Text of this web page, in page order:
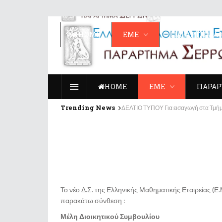
ΗΟΜΕ ΕΜΕ
ΗΟΜΕ ΕΜΕ ΠΑΡΑΡΤΗΜΑ
Trending News ΔΕΛΤΙΟ ΤΥΠΟΥ Για εισαγωγή στα
Αποτελέσματα Διαγωνισμού
Το νέο Δ.Σ. της Ελληνικής Μαθηματικής Εταιρείας
παρακάτω σύνθεση :
Μέλη Διοικητικού Συμβουλίου